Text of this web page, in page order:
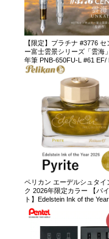
【限定】プラチナ #3776 セ
ー富士雲景シリーズ「雲海
年筆 PNB-650FU-L #61 EF/
ペリカン エーデルシュタイ
ク 2026年限定カラー 【パ
ト】Edelstein Ink of the